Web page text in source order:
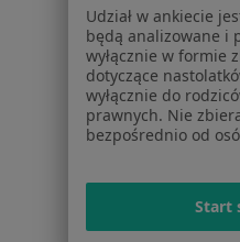
Jak działają
Praca
Dla
Udział w ankiecie
będą analizowane i
wyłącznie w formie
dotyczące
wyłącznie do
prawnych. Nie
bezpośrednio od
Start